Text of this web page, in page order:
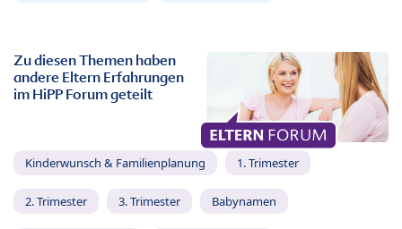
Zu diesen Themen haben
andere Eltern Erfahrungen
im HiPP Forum geteilt
Kinderwunsch & Familienplanung 1. Trimester
2. Trimester 3. Trimester Babynamen